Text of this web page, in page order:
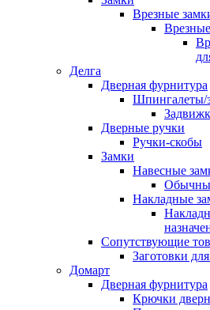
Врезные
Делга
Дверная фурнитура
Шпингалеты/
Дверные ручки
Ручки-скобы
Замки
Навесные
Накладные
Сопутствующие
Заготовки
Домарт
Дверная фурнитура
Крючки